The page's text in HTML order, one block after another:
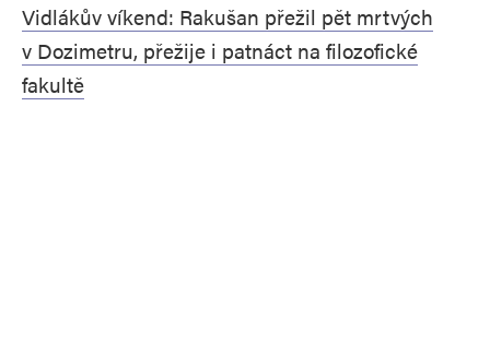
Vidlákův víkend: Rakušan přežil pět mrtvých
v Dozimetru, přežije i patnáct na filozofické
fakultě